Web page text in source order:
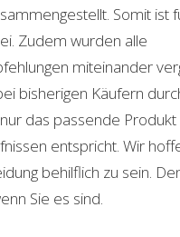
Somit ist
Zudem wurden alle
miteinander
bisherigen Käufern
das passende
entspricht. Wir
behilflich zu sein.
Sie es sind.